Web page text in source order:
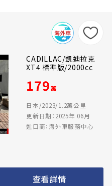
CADILLAC/凱迪拉克
XT4 標準版/2000cc
179萬
日本/2023/1.2萬公里
更新日期：2025年 06月
進口商：海外車服務中心
查看詳情